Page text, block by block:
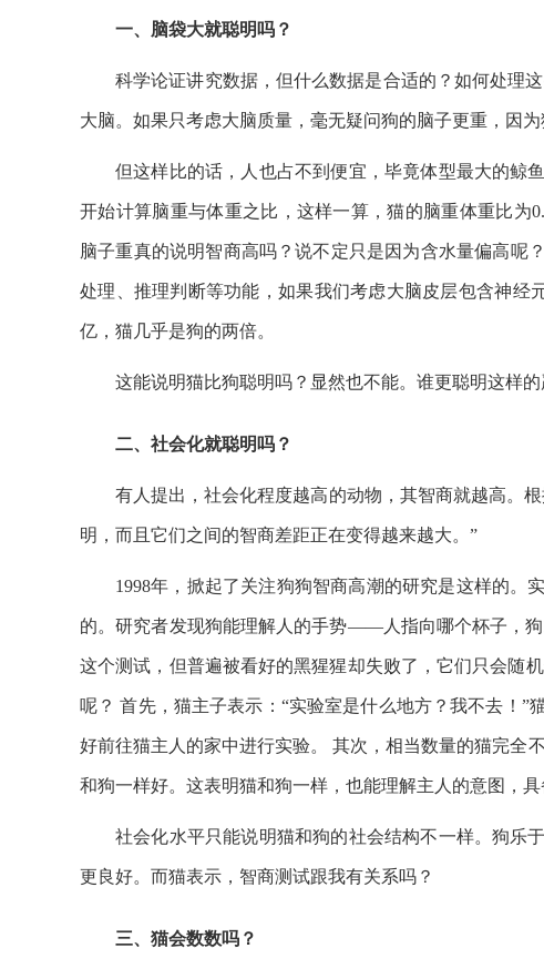
一、脑袋大就聪明吗？
科学论证讲究数据，但什么数据是合适的？如何处理
大脑。如果只考虑大脑质量，毫无疑问狗的脑子更重，因为
但这样比的话，人也占不到便宜，毕竟体型最大的鲸
开始计算脑重与体重之比，这样一算，猫的脑重体重比为
脑子重真的说明智商高吗？说不定只是因为含水量偏高呢
处理、推理判断等功能，如果我们考虑大脑皮层包含神经
亿，猫几乎是狗的两倍。
这能说明猫比狗聪明吗？显然也不能。谁更聪明这样
二、社会化就聪明吗？
有人提出，社会化程度越高的动物，其智商就越高。
明，而且它们之间的智商差距正在变得越来越大。”
1998年，掀起了关注狗狗智商高潮的研究是这样的。
的。研究者发现狗能理解人的手势——人指向哪个杯子，
这个测试，但普遍被看好的黑猩猩却失败了，它们只会随
呢？ 首先，猫主子表示：“实验室是什么地方？我不去！”
好前往猫主人的家中进行实验。 其次，相当数量的猫完全
和狗一样好。这表明猫和狗一样，也能理解主人的意图，
社会化水平只能说明猫和狗的社会结构不一样。狗乐
更良好。而猫表示，智商测试跟我有关系吗？
三、猫会数数吗？